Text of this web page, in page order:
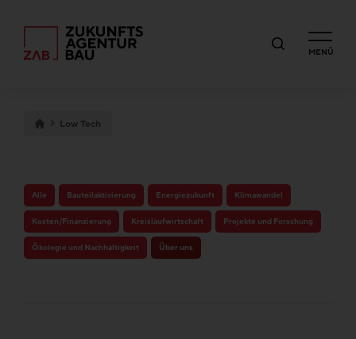
MENÜ
Low Tech
Alle Bauteilaktivierung Energiezukunft Klimawandel
Kosten/Finanzierung Kreislaufwirtschaft Projekte und Forschung
Ökologie und Nachhaltigkeit Über uns